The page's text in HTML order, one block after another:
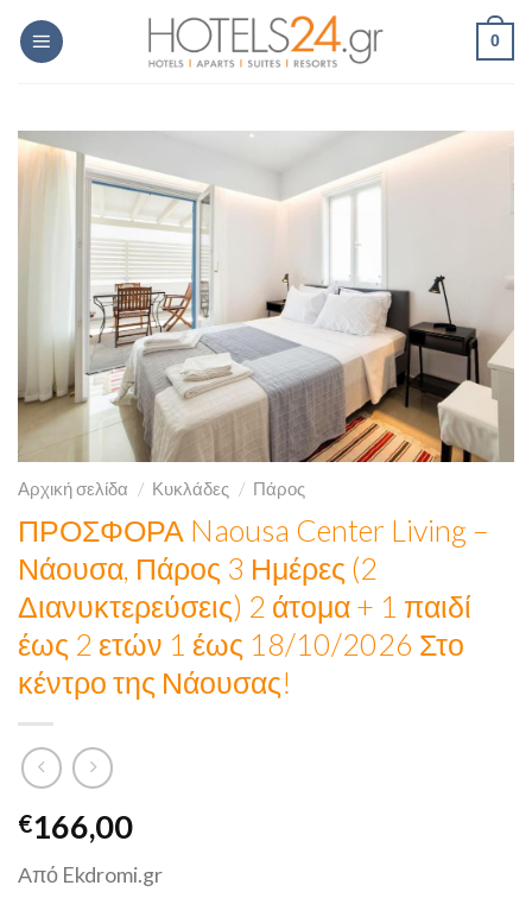
Skip
0
Αρχική σελίδα / Κυκλάδες / Πάρος
ΠΡΟΣΦΟΡΑ Naousa Center Living –
Νάουσα, Πάρος 3 Ημέρες (2
Διανυκτερεύσεις) 2 άτομα + 1 παιδί
έως 2 ετών 1 έως 18/10/2026 Στο
κέντρο της Νάουσας!
€166,00
Από Ekdromi.gr